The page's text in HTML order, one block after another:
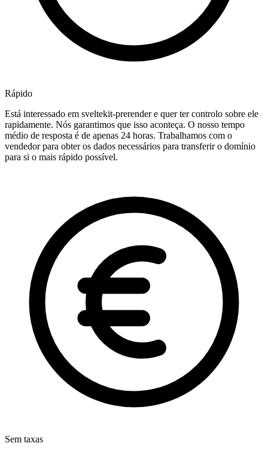
Rápido
Está interessado em sveltekit-prerender e quer ter controlo sobre ele
rapidamente. Nós garantimos que isso aconteça. O nosso tempo
médio de resposta é de apenas 24 horas. Trabalhamos com o
vendedor para obter os dados necessários para transferir o domínio
para si o mais rápido possível.
Sem taxas